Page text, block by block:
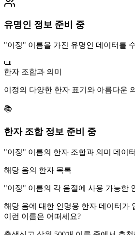
유명인 정보 준비 중
"이정" 이름을 가진 유명인 데이터를
📜
한자 조합과 의미
이정의 다양한 한자 표기와 아름다운
📚
한자 조합 정보 준비 중
"이정" 이름의 한자 조합과 의미 데이
해당 음의 한자 목록
"이정" 이름의 각 음절에 사용 가능한
해당 음에 대한 인명용 한자 데이터가
이런 이름은 어떠세요?